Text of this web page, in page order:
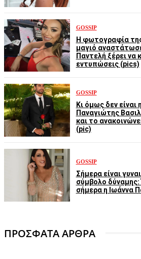
GOSSIP
Η φωτογραφία
μαγιό
Παντελή ξέρει να
εντυπώσεις (pics)
GOSSIP
Κι όμως δεν είναι
Παναγιώτης
και το
(pic)
GOSSIP
Σήμερα είναι
σύμβολο δύναμης:
σήμερα η Ιωάννα
ΠΡΟΣΦΑΤΑ ΑΡΘΡΑ